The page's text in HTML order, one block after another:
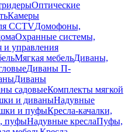
Оптические
Камеры
CCTVДомофоны,
Охранные системы,
и управления
Мягкая мебельДиваны,
Диваны П-
Диваны
садовыеКомплекты мягкой
и диваныНадувные
и пуфыКресла-качалки,
пуфыНадувные креслаПуфы,